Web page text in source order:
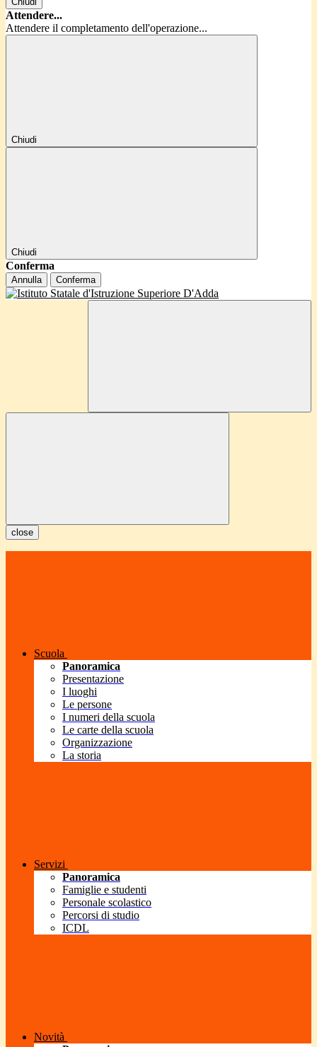
Attendere...
Attendere il completamento dell'operazione...
Chiudi
Chiudi
Conferma
Annulla Conferma
close
Scuola
Panoramica
Presentazione
I luoghi
Le persone
I numeri della scuola
Le carte della scuola
Organizzazione
La storia
Servizi
Panoramica
Famiglie e studenti
Personale scolastico
Percorsi di studio
ICDL
Novità